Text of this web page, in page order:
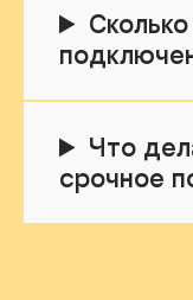
Что
срочное